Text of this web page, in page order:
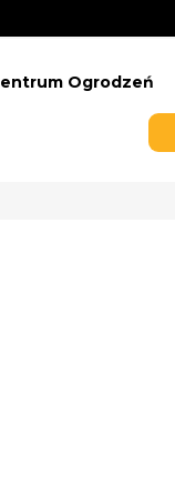
Ogrodzeń